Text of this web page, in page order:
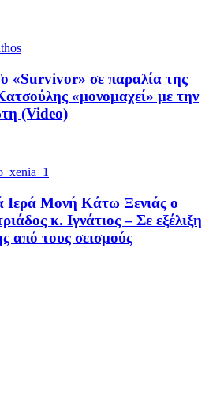
σε παραλία της
«μονομαχεί» με την
(Video)
Ιερά Μονή Κάτω Ξενιάς ο
κ. Ιγνάτιος – Σε εξέλιξη
από τους σεισμούς